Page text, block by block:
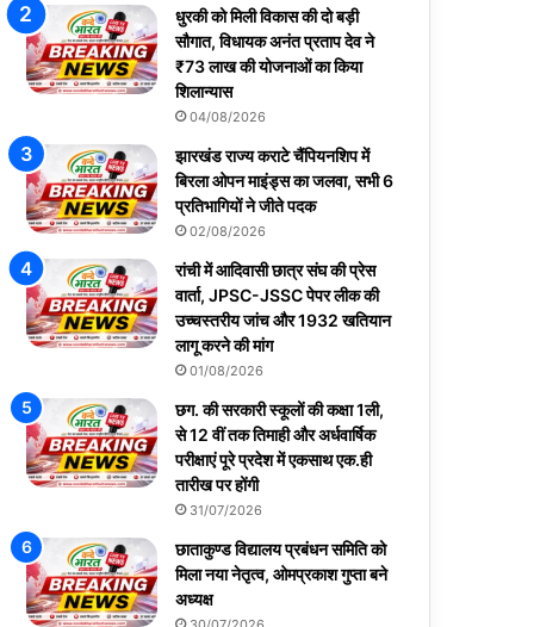
धुरकी को मिली विकास की दो बड़ी
सौगात, विधायक अनंत प्रताप देव ने
₹73 लाख की योजनाओं का किया
शिलान्यास
04/08/2026
झारखंड राज्य कराटे चैंपियनशिप में
बिरला ओपन माइंड्स का जलवा, सभी 6
प्रतिभागियों ने जीते पदक
02/08/2026
रांची में आदिवासी छात्र संघ की प्रेस
वार्ता, JPSC-JSSC पेपर लीक की
उच्चस्तरीय जांच और 1932 खतियान
लागू करने की मांग
01/08/2026
छग. की सरकारी स्कूलों की कक्षा 1ली,
से 12 वीं तक तिमाही और अर्धवार्षिक
परीक्षाएं पूरे प्रदेश में एकसाथ एक.ही
तारीख पर होंगी
31/07/2026
छाताकुण्ड विद्यालय प्रबंधन समिति को
मिला नया नेतृत्व, ओमप्रकाश गुप्ता बने
अध्यक्ष